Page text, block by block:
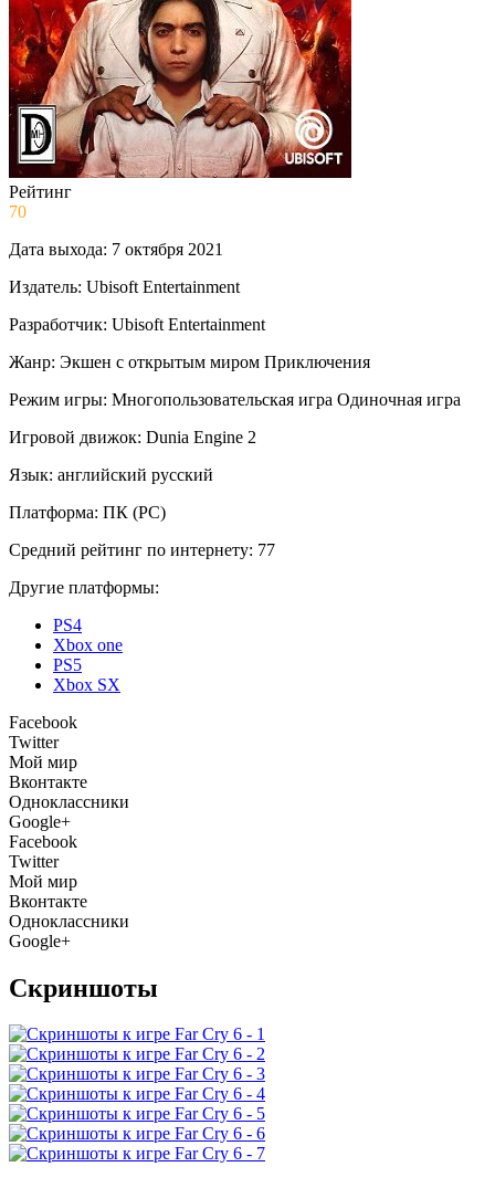
Рейтинг
70
Дата выхода: 7 октября 2021
Издатель: Ubisoft Entertainment
Разработчик: Ubisoft Entertainment
Жанр: Экшен с открытым миром Приключения
Режим игры: Многопользовательская игра Одиночная игра
Игровой движок: Dunia Engine 2
Язык: английский русский
Платформа: ПК (PC)
Средний рейтинг по интернету: 77
Другие платформы:
PS4
Xbox one
PS5
Xbox SX
Facebook
Twitter
Мой мир
Вконтакте
Одноклассники
Google+
Facebook
Twitter
Мой мир
Вконтакте
Одноклассники
Google+
Скриншоты